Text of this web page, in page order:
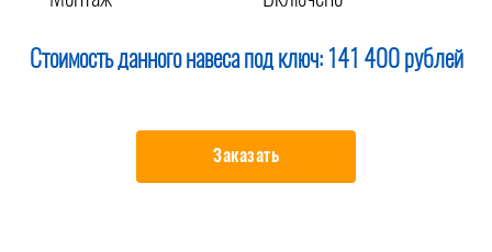
Стоимость данного навеса под ключ: 141 400 рублей
Заказать